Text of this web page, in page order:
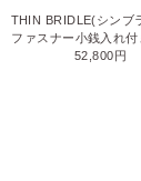
THIN BRIDLE(シンブ
ファスナー小銭入れ
52,800円